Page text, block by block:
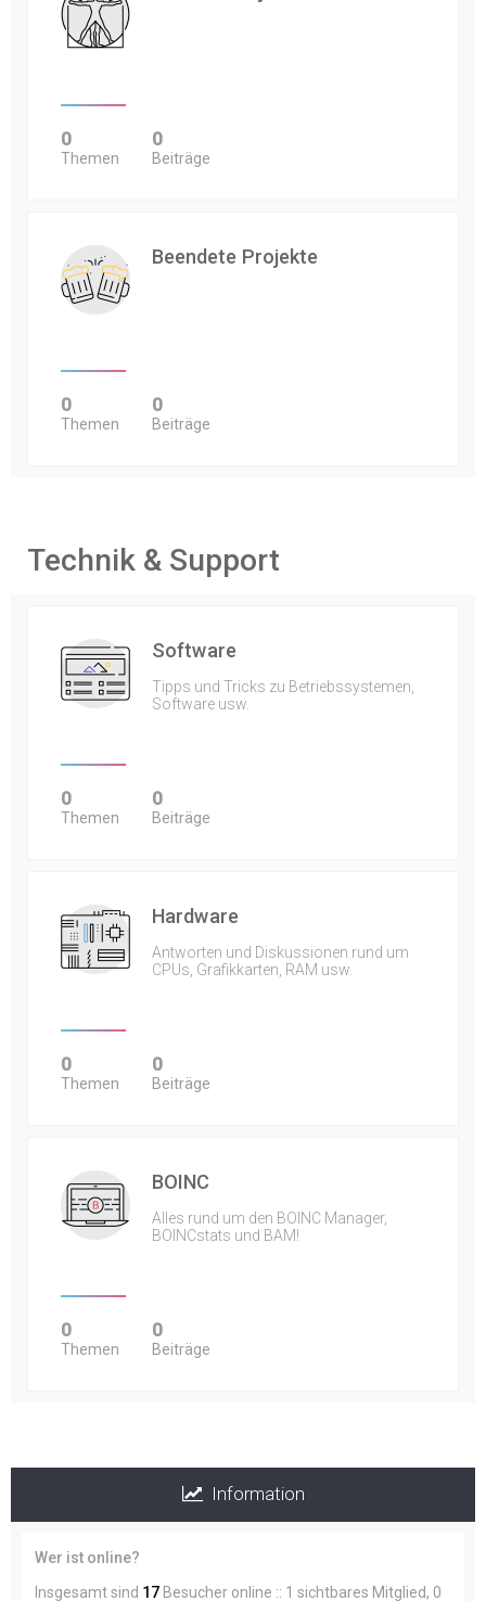
0
Themen
0
Beiträge
Beendete Projekte
0
Themen
0
Beiträge
Technik & Support
Software
Tipps und Tricks zu Betriebssystemen,
Software usw.
0
Themen
0
Beiträge
Hardware
Antworten und Diskussionen rund um
CPUs, Grafikkarten, RAM usw.
0
Themen
0
Beiträge
BOINC
Alles rund um den BOINC Manager,
BOINCstats und BAM!
0
Themen
0
Beiträge
Information
Wer ist online?
Insgesamt sind 17 Besucher online :: 1 sichtbares Mitglied, 0